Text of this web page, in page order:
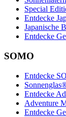
Special
Entdecke
Japanische
Entdecke
SOMO
Entdecke
Entdecke
Adventure
Entdecke